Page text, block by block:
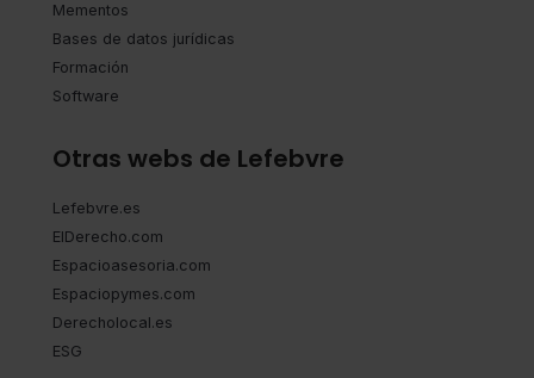
Mementos
Bases de datos jurídicas
Formación
Software
Otras webs de Lefebvre
Lefebvre.es
ElDerecho.com
Espacioasesoria.com
Espaciopymes.com
Derecholocal.es
ESG